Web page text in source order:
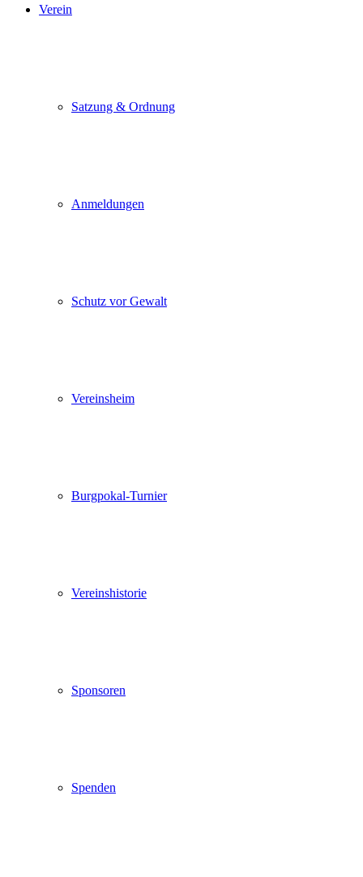
Verein
Satzung & Ordnung
Anmeldungen
Schutz vor Gewalt
Vereinsheim
Burgpokal-Turnier
Vereinshistorie
Sponsoren
Spenden